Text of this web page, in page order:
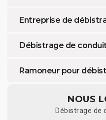
Entreprise de
Débistrage de
Ramoneur pour
NOUS
Débistrage de